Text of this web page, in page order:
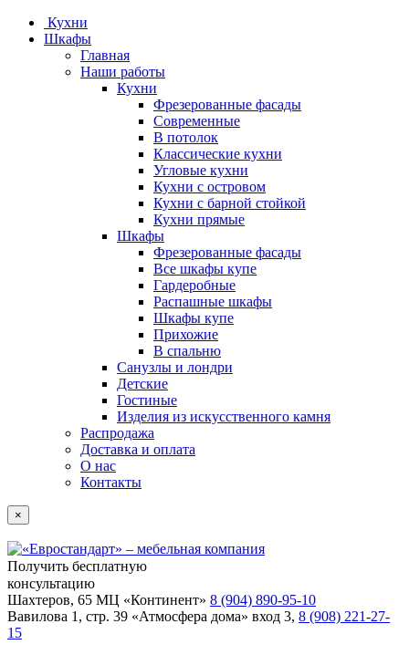
Кухни
Шкафы
Главная
Наши работы
Кухни
Фрезерованные фасады
Современные
В потолок
Классические кухни
Угловые кухни
Кухни с островом
Кухни с барной стойкой
Кухни прямые
Шкафы
Фрезерованные фасады
Все шкафы купе
Гардеробные
Распашные шкафы
Шкафы купе
Прихожие
В спальню
Санузлы и лондри
Детские
Гостиные
Изделия из искусственного камня
Распродажа
Доставка и оплата
О нас
Контакты
×
Получить бесплатную
консультацию
Шахтеров, 65 МЦ «Континент» 8 (904) 890-95-10
Вавилова 1, стр. 39 «Атмосфера дома» вход 3, 8 (908) 221-27-
15